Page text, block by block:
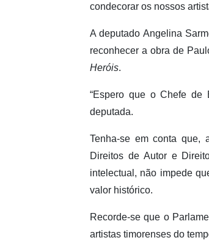
condecorar os nossos
A deputado Angelina
reconhecer a obra de
Heróis.
“Espero que o Chefe de
deputada.
Tenha-se em conta que,
Direitos de Autor e
intelectual, não impede
valor histórico.
Recorde-se que o
artistas timorenses do